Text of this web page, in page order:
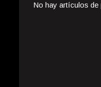
No hay artículos de